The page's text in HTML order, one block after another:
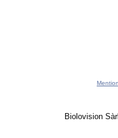
Biolovision